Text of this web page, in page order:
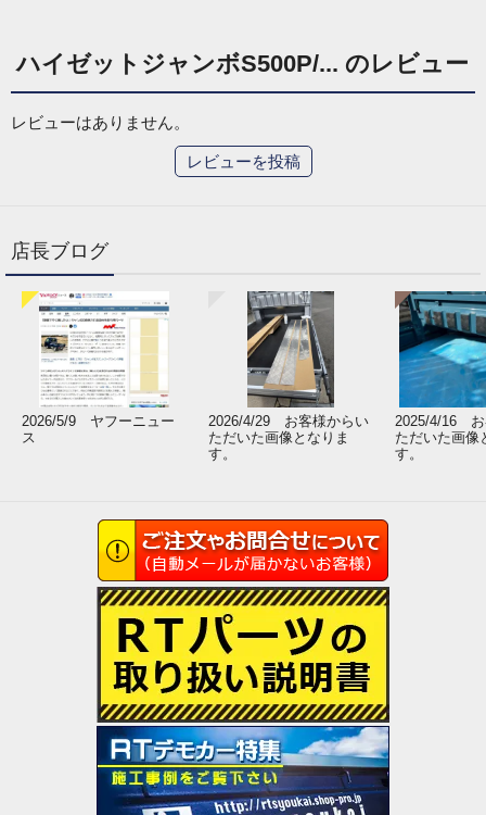
ハイゼットジャンボS500P/... のレビュー
レビューはありません。
レビューを投稿
店長ブログ
2026/5/9 ヤフーニュー
ス
2026/4/29 お客様からい
ただいた画像となりま
す。
2025/4/16 お
ただいた画像
す。